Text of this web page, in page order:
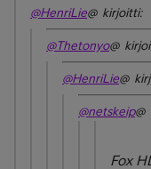
@HenriLie@ kirjoitti:
@Thetonyo@
@HenriLie@
@netskeip@
Fox